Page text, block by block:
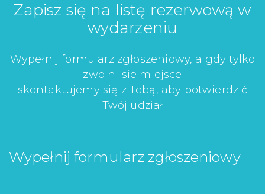
Zapisz się na listę rezerwową w
wydarzeniu
Wypełnij formularz zgłoszeniowy, a gdy tylko
zwolni sie miejsce
skontaktujemy się z Tobą, aby potwierdzić
Twój udział
Wypełnij formularz zgłoszeniowy